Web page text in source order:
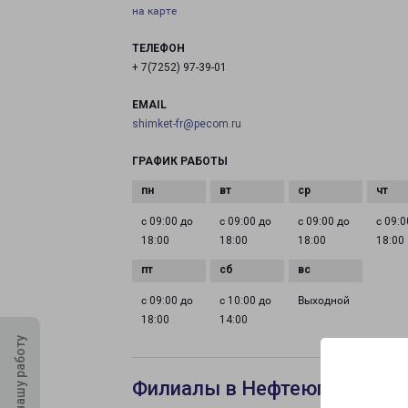
на карте
ТЕЛЕФОН
+ 7(7252) 97-39-01
EMAIL
shimket-fr@pecom.ru
ГРАФИК РАБОТЫ
с 09:00 до
18:00
с 09:00 до
18:00
с 09:00 до
18:00
с
18:00
с 09:00 до
18:00
с 10:00 до
14:00
Выходной
Филиалы в Нефтеюганск2